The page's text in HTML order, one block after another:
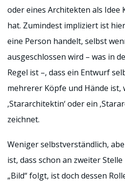
oder eines Architekten als Idee
hat. Zumindest impliziert ist
eine Person handelt, selbst
ausgeschlossen wird – was in
Regel ist –, dass ein Entwurf
mehrerer Köpfe und Hände ist,
‚Stararchitektin‘ oder ein
zeichnet.
Weniger selbstverständlich,
ist, dass schon an zweiter
„Bild“ folgt, ist doch dessen